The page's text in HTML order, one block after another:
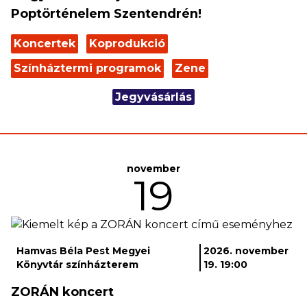
Poptörténelem Szentendrén!
Koncertek
Koprodukció
Színháztermi programok
Zene
Jegyvásárlás
november
19
Hamvas Béla Pest Megyei
Könyvtár színházterem
2026. november
19. 19:00
ZORÁN koncert